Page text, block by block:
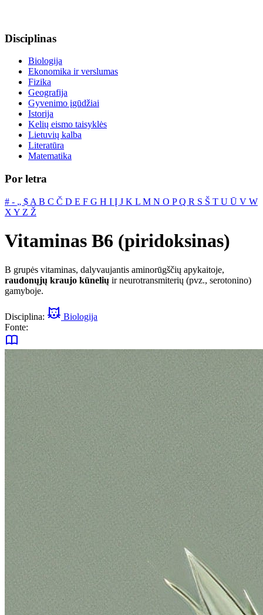
Disciplinas
Biologija
Ekonomika ir verslumas
Fizika
Geografija
Gyvenimo įgūdžiai
Istorija
Kelių eismo taisyklės
Lietuvių kalba
Literatūra
Matematika
Por letra
# ‐ „ $ A B C Č D E F G H I Į J K L M N O PQ R S Š T U Ū V W
X Y Z Ž
Vitaminas B6 (piridoksinas)
B grupės vitaminas, dalyvaujantis aminorūgščių apykaitoje,
raudonųjų kraujo kūnelių ir neurotransmiterių (pvz., serotonino)
gamyboje.
Disciplina:
Biologija
Fonte: